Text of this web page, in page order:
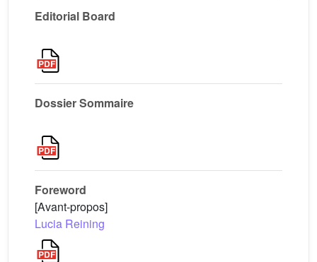
Editorial Board
Dossier Sommaire
Foreword
[Avant-propos]
Lucia Reining